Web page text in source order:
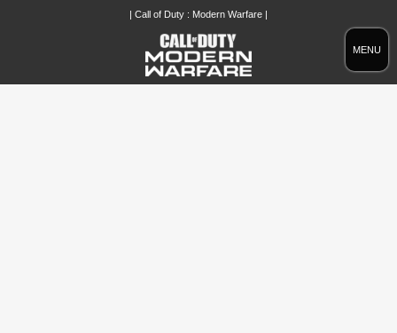
MENU
| Call of Duty : Modern Warfare |